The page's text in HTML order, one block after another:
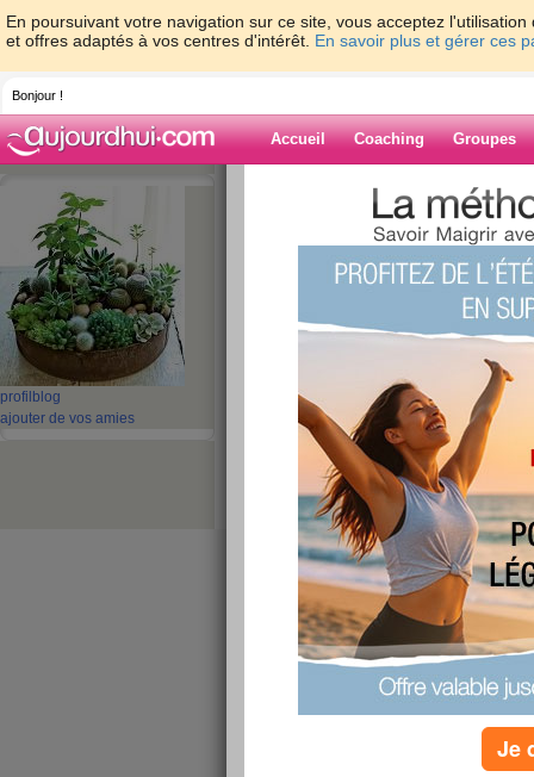
En poursuivant votre navigation sur ce site, vous acceptez
et offres adaptés à vos centres d'intérêt. En savoir plus et gérer ces
Bonjour !
Accueil Coaching Groupes
profil blog
ajouter de vos amies
> bananabread
Blog de
21 - 26 »
‹ Préc. 1 2 3 4 5
Dimanche 08/02/
week end !
publié le 08/02/2015 à 23:19
1 pain au chocolat (c'est dimannnche !), 1
soupe de légumes maison, 2 grands nems de
crème de soja, 1 tranche de pain d'hier avec
avec le chéri puis de l'eau,
de l'eau, 1 bonbon haribo (nouvelle fraise
fruits rouges, 1 fausse limonade {eau gazeuse, jus
Je